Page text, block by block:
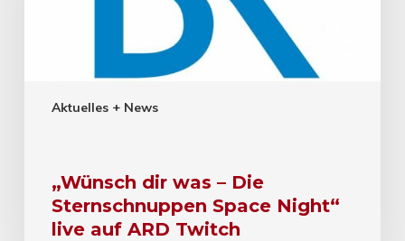
Aktuelles + News
„Wünsch dir was – Die
Sternschnuppen Space Night“
live auf ARD Twitch